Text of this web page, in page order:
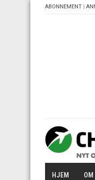
ABONNEMENT |
HJEM OM